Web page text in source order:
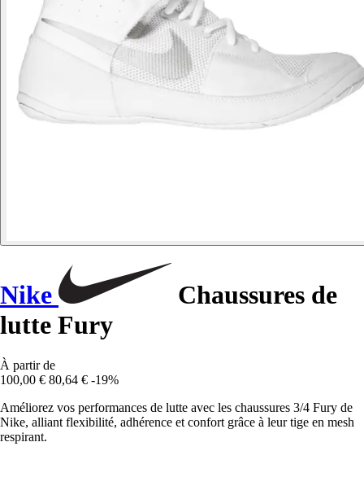
Nike
Chaussures de
lutte Fury
À partir de
100,00 € 80,64 € -19%
Améliorez vos performances de lutte avec les chaussures 3/4 Fury de
Nike, alliant flexibilité, adhérence et confort grâce à leur tige en mesh
respirant.